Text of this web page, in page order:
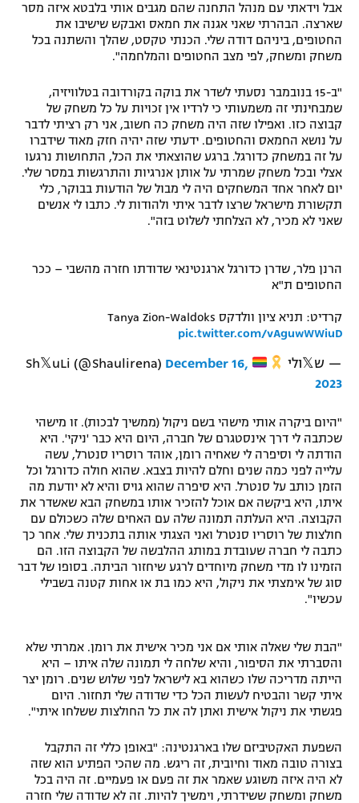
אבל וידאתי עם מנהל התחנה שהם מגבים אותי בלבטא איזה מסר
שארצה. הבהרתי שאני אגנה את חמאס ואבקש שישיבו את
החטופים, ביניהם דודה שלי. הכנתי טקסט, שהלך והשתנה בכל
משחק ומשחק, לפי מצב החטופים והמלחמה".
"ב-15 בנובמבר נסעתי לשדר את בוקה בקורדובה בטלוויזיה,
שמבחינתי זה משמעותי כי לרדיו אין זכויות על כל משחק של
קבוצה כזו. ואפילו שזה היה משחק כה חשוב, אני רק רציתי לדבר
על נושא החמאס והחטופים. ידעתי שזה יהיה חזק מאוד שידברו
על זה במשחק כדורגל. ברגע שהוצאתי את הכל, התחושות נרגעו
אצלי ובכל משחק שמרתי על אותן אנרגיות והתרגשות במסר שלי.
יום לאחר אחד המשחקים היה לי מבול של הודעות בבוקר, כלי
תקשורת מישראל שרצו לדבר איתי ולהודות לי. כתבו לי אנשים
שאני לא מכיר, לא הצלחתי לשלוט בזה".
הרנן פלר, שדרן כדורגל ארגנטינאי שדודתו חזרה מהשבי – ככר
החטופים ת"א
קרדיט: תניא ציון וולדקס Tanya Zion-Waldoks
pic.twitter.com/vAguwWWiuD
— ש𝕏ולי
December 16,
2023
"היום ביקרה אותי מישהי בשם ניקול (ממשיך לבכות). זו מישהי
שכתבה לי דרך אינסטגרם של חברה, היום היא כבר 'ניקי'. היא
הודתה לי וסיפרה לי שאחיה רומן, אוהד רוסריו סנטרל, עשה
עלייה לפני כמה שנים וחלם להיות בצבא. שהוא חולה כדורגל וכל
הזמן כותב על סנטרל. היא סיפרה שהוא גויס והיא לא יודעת מה
איתו, היא ביקשה אם אוכל להזכיר אותו במשחק הבא שאשדר את
הקבוצה. היא העלתה תמונה שלה עם האחים שלה כשכולם עם
חולצות של רוסריו סנטרל ואני הצגתי אותה בתכנית שלי. אחר כך
כתבה לי חברה שעובדת במותג ההלבשה של הקבוצה הזו. הם
הזמינו לו מדי משחק מיוחדים לרגע שיחזור הביתה. בסופו של דבר
סוג של אימצתי את ניקול, היא כמו בת או אחות קטנה בשבילי
עכשיו".
"הבת שלי שאלה אותי אם אני מכיר אישית את רומן. אמרתי שלא
והסברתי את הסיפור, והיא שלחה לי תמונה שלה איתו – היא
הייתה מדריכה שלו כשהוא בא לישראל לפני שלוש שנים. רומן יצר
איתי קשר והבטיח לעשות הכל כדי שדודה שלי תחזור. היום
פגשתי את ניקול אישית ואתן לה את כל החולצות ששלחו איתי".
השפעת האקטיביזם שלו בארגנטינה: "באופן כללי זה התקבל
בצורה טובה מאוד וחיובית, זה ריגש. מה שהכי הפתיע הוא שזה
לא היה איזה משוגע שאמר את זה פעם או פעמיים. זה היה בכל
משחק ומשחק ששידרתי, וימשיך להיות. זה לא שדודה שלי חזרה